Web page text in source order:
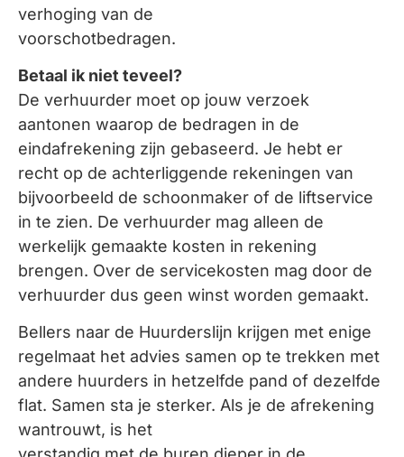
verhoging van de
voorschotbedragen.
Betaal ik niet teveel?
De verhuurder moet op jouw verzoek
aantonen waarop de bedragen in de
eindafrekening zijn gebaseerd. Je hebt er
recht op de achterliggende rekeningen van
bijvoorbeeld de schoonmaker of de liftservice
in te zien. De verhuurder mag alleen de
werkelijk gemaakte kosten in rekening
brengen. Over de servicekosten mag door de
verhuurder dus geen winst worden gemaakt.
Bellers naar de Huurderslijn krijgen met enige
regelmaat het advies samen op te trekken met
andere huurders in hetzelfde pand of dezelfde
flat. Samen sta je sterker. Als je de afrekening
wantrouwt, is het